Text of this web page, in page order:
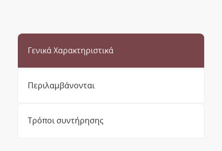
Γενικά Χαρακτηριστικά
Περιλαμβάνονται
Τρόποι συντήρησης